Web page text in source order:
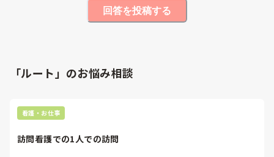
回答を投稿する
「ルート」のお悩み相談
看護・お仕事
訪問看護での1人での訪問